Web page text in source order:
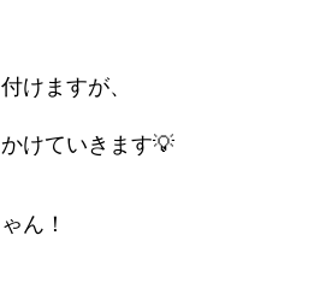
けますが、
けていきます💡
ん！